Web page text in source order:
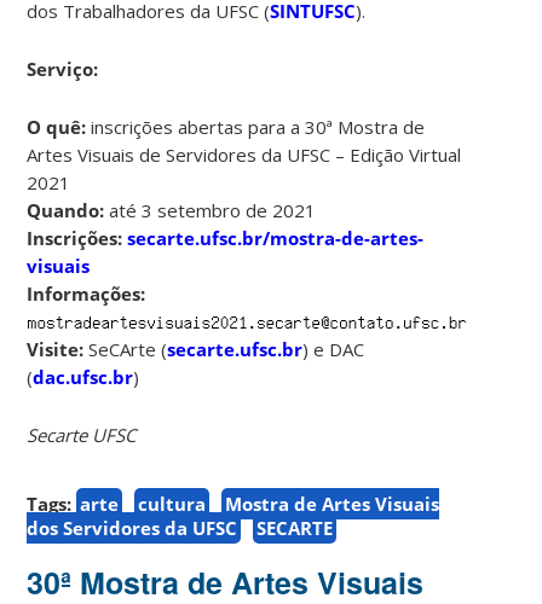
dos Trabalhadores da UFSC (SINTUFSC).
Serviço:
O quê:inscrições abertas para a 30ª Mostra de
Artes Visuais de Servidores da UFSC – Edição Virtual
2021
Quando: até 3 setembro de 2021
Inscrições:secarte.ufsc.br/mostra-de-artes-
visuais
Informações:
Visite: SeCArte (secarte.ufsc.br) e DAC
(dac.ufsc.br)
Secarte UFSC
Tags: arte cultura
Mostra de Artes Visuais
dos Servidores da UFSC
SECARTE
30ª Mostra de Artes Visuais